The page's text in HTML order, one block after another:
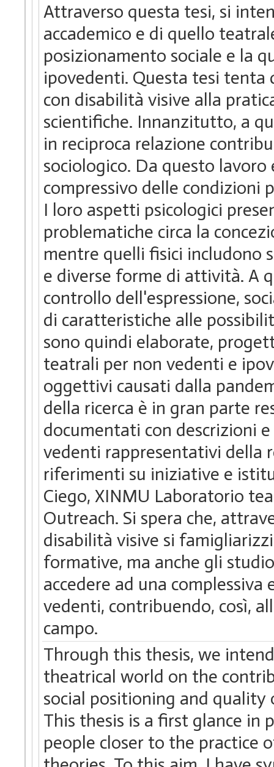
Attraverso questa tesi, si
accademico e di quello
posizionamento sociale e la
ipovedenti. Questa tesi
con disabilità visive alla
scientifiche. Innanzitutto, a
in reciproca relazione
sociologico. Da questo
compressivo delle condizioni
I loro aspetti psicologici
problematiche circa la
mentre quelli fisici includono
e diverse forme di attività. A
controllo dell'espressione,
di caratteristiche alle
sono quindi elaborate,
teatrali per non vedenti e
oggettivi causati dalla
della ricerca è in gran parte
documentati con descrizioni
vedenti rappresentativi della
riferimenti su iniziative e
Ciego, XINMU Laboratorio
Outreach. Si spera che,
disabilità visive si
formative, ma anche gli
accedere ad una
vedenti, contribuendo, così,
campo.
Through this thesis, we
theatrical world on the
social positioning and
This thesis is a first glance
people closer to the practice